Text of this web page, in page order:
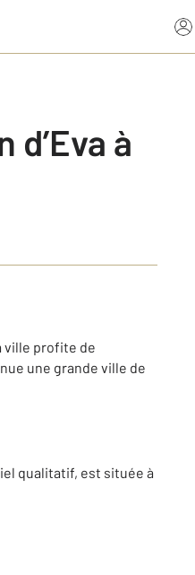
à
ville profite de
une grande ville de
qualitatif, est située à